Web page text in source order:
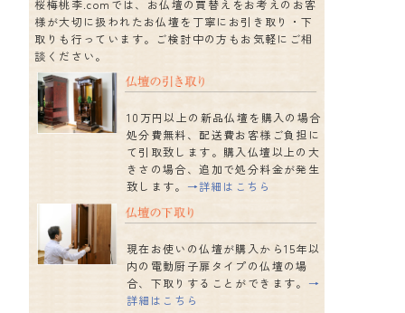
桜梅桃李.comでは、お仏壇の買替えをお考えのお客
様が大切に扱われたお仏壇を丁寧にお引き取り・下
取りも行っています。ご検討中の方もお気軽にご相
談ください。
10万円以上の新品仏壇を購入の場合
処分費無料、配送費お客様ご負担に
て引取致します。購入仏壇以上の大
きさの場合、追加で処分料金が発生
致します。 →詳細はこちら
現在お使いの仏壇が購入から15年以
内の電動厨子扉タイプの仏壇の場
合、下取りすることができます。 →
詳細はこちら